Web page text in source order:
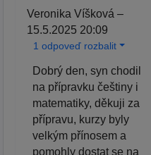
Veronika Víšková –
15.5.2025 20:09
1 odpoveď rozbalit
Dobrý den, syn chodil
na přípravku češtiny i
matematiky, děkuji za
přípravu, kurzy byly
velkým přínosem a
pomohly dostat se na